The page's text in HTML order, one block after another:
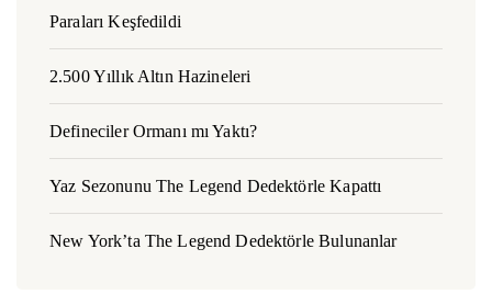
Paraları Keşfedildi
2.500 Yıllık Altın Hazineleri
Defineciler Ormanı mı Yaktı?
Yaz Sezonunu The Legend Dedektörle Kapattı
New York’ta The Legend Dedektörle Bulunanlar